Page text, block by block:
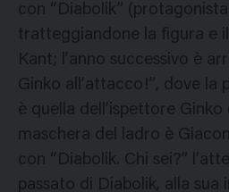
con “Diabolik”
tratteggiandone la figura e
Kant; l’anno successivo è
Ginko all’attacco!”, dove la
è quella dell’ispettore Ginko
maschera del ladro è
con “Diabolik. Chi sei?”
passato di Diabolik, alla sua